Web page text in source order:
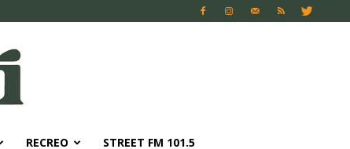
RECREO STREET FM 101.5